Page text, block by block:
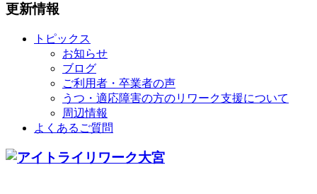
更新情報
トピックス
お知らせ
ブログ
ご利用者・卒業者の声
うつ・適応障害の方のリワーク支援について
周辺情報
よくあるご質問